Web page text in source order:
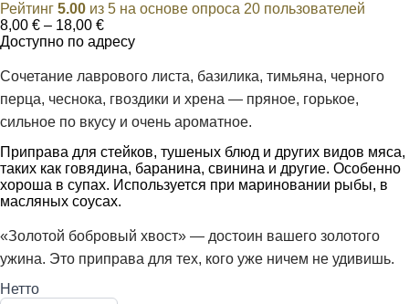
Рейтинг 5.00 из 5 на основе опроса 20 пользователей
8,00 € – 18,00 €Диапазон
цен:
–
Доступно по адресу
Сочетание лаврового листа, базилика, тимьяна, черного
перца, чеснока, гвоздики и хрена — пряное, горькое,
сильное по вкусу и очень ароматное.
Приправа для стейков, тушеных блюд и других видов мяса,
таких как говядина, баранина, свинина и другие. Особенно
хороша в супах. Используется при мариновании рыбы, в
масляных соусах.
«Золотой бобровый хвост» — достоин вашего золотого
ужина. Это приправа для тех, кого уже ничем не удивишь.
Нетто